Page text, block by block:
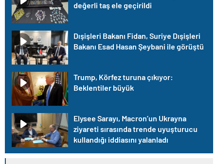
değerli taş ele geçirildi
Dışişleri Bakanı Fidan, Suriye Dışişleri
Bakanı Esad Hasan Şeybani ile görüştü
Trump, Körfez turuna çıkıyor:
Beklentiler büyük
Elysee Sarayı, Macron’un Ukrayna
ziyareti sırasında trende uyuşturucu
kullandığı iddiasını yalanladı